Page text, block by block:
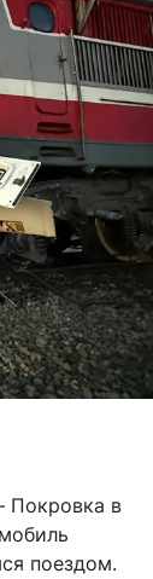
Покровка в
поездом.